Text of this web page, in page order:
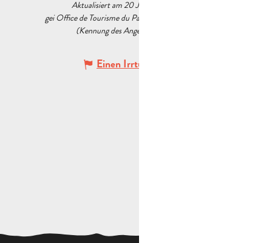
Aktualisiert am 20 Juli 2026 Um 11:27
gei Office de Tourisme du Pays d’Aubagne et de l’Étoile
(Kennung des Angebots :
Einen Irrtum angeben